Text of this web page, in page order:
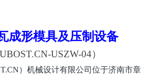
成形模具及压制设备
UBOST.CN-USZW-04）
）机械设计有限公司位于济南市章